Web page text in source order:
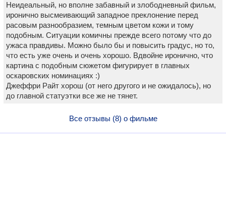
Неидеальный, но вполне забавный и злободневный фильм,
иронично высмеивающий западное преклонение перед
расовым разнообразием, темным цветом кожи и тому
подобным. Ситуации комичны прежде всего потому что до
ужаса правдивы. Можно было бы и повысить градус, но то,
что есть уже очень и очень хорошо. Вдвойне иронично, что
картина с подобным сюжетом фигурирует в главных
оскаровских номинациях :)
Джеффри Райт хорош (от него другого и не ожидалось), но
до главной статуэтки все же не тянет.
Все отзывы (8) о фильме